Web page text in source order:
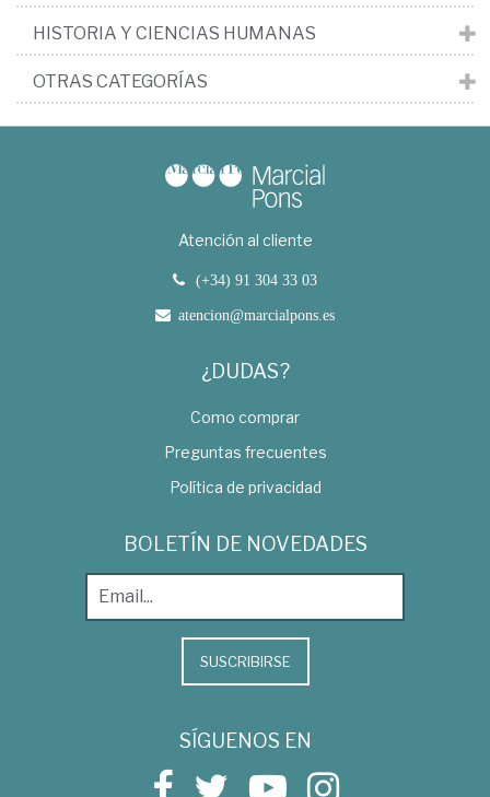
HISTORIA Y CIENCIAS HUMANAS
OTRAS CATEGORÍAS
Atención al cliente
(+34) 91 304 33 03
atencion@marcialpons.es
¿DUDAS?
Como comprar
Preguntas frecuentes
Política de privacidad
BOLETÍN DE NOVEDADES
SUSCRIBIRSE
SÍGUENOS EN